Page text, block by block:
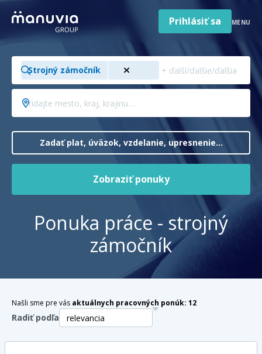
obsahPre firmy a zamestnávateľov
O nás
Slovenčina
Jazyk
Slovensko
Krajina/región
Prihlásiť sa MENU
Hľadajte
pozíciu,
odbor,
profesiu…
Strojný zámočník
Pridajte
mesto,
krajinu…Zadať plat, úväzok, vzdelanie, upresnenie…
Zobraziť ponuky
Ponuka práce - strojný
zámočník
Našli sme pre vás aktuálnych pracovných ponúk: 12
Radiť podľa